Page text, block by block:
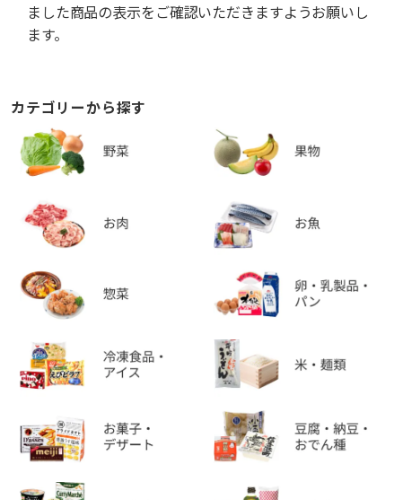
ました商品の表示をご確認いただきますようお願いし
ます。
カテゴリーから探す